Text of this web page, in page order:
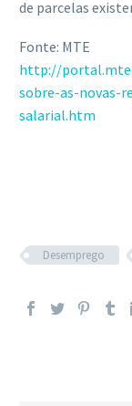
de parcelas
Fonte: MTE
http://
sobre-as-novas-
salarial.htm
Desemprego